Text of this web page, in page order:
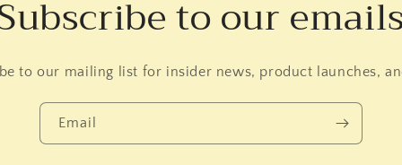
to our emails
to our mailing list for insider news, product launches,
Email